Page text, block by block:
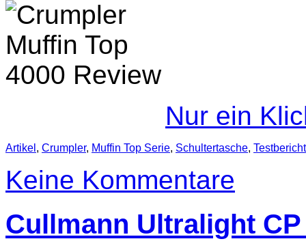
Nur ein
Artikel , Crumpler, Muffin Top Serie, Schultertasche, Testbericht
Keine Kommentare
Cullmann Ultralight